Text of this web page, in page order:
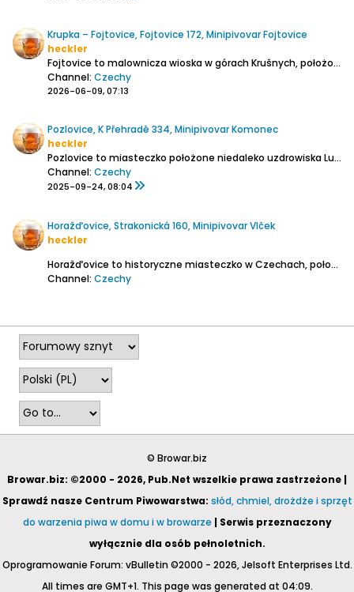
Krupka – Fojtovice, Fojtovice 172, Minipivovar Fojtovice
heckler
Fojtovice to malownicza wioska w górach Krušnych, położona niedaleko Teplic i Krupki. W pobliżu wioski znajduje się Komáří hůrka z punktem widokowym i restauracją, do której można wygodnie dojechać wyciągiem krzesełkowym z Bohosudova. Bardzo tam ładnie, tak sielsko, pagórkowato, a...
Channel: Czechy
2026-06-09, 07:13
Pozlovice, K Přehradě 334, Minipivovar Komonec
heckler
Pozlovice to miasteczko położone niedaleko uzdrowiska Luhačovice, tak dosłownie pięć kilometrów od. Mieścinę otacza zalesiony krajobraz zdominowany przez szczyt Pogórza Vizovickiego - Komonec. Szczyt ten jest częstym celem podróży turystów, rowerzystów i przebywających w okolicy kuracjuszy....
Channel: Czechy
2025-09-24, 08:04
Horažďovice, Strakonická 160, Minipivovar Vlček
heckler
Horažďovice to historyczne miasteczko w Czechach, położone około 17 km na północny zachód od Strakonic. Prawdopodobnie założone w X wieku jako osada poszukiwaczy złota
Channel: Czechy
© Browar.biz
Browar.biz: ©2000 - 2026, Pub.Net wszelkie prawa zastrzeżone |
Sprawdź nasze Centrum Piwowarstwa: słód, chmiel, drożdże i sprzęt
do warzenia piwa w domu i w browarze | Serwis przeznaczony
wyłącznie dla osób pełnoletnich.
Oprogramowanie Forum: vBulletin ©2000 - 2026, Jelsoft Enterprises Ltd.
All times are GMT+1. This page was generated at 04:09.